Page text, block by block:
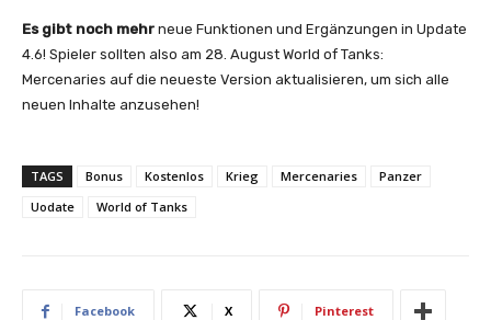
Es gibt noch mehr neue Funktionen und Ergänzungen in Update
4.6! Spieler sollten also am 28. August World of Tanks:
Mercenaries auf die neueste Version aktualisieren, um sich alle
neuen Inhalte anzusehen!
TAGS Bonus Kostenlos Krieg Mercenaries
Panzer
Uodate
World of Tanks
Facebook X Pinterest